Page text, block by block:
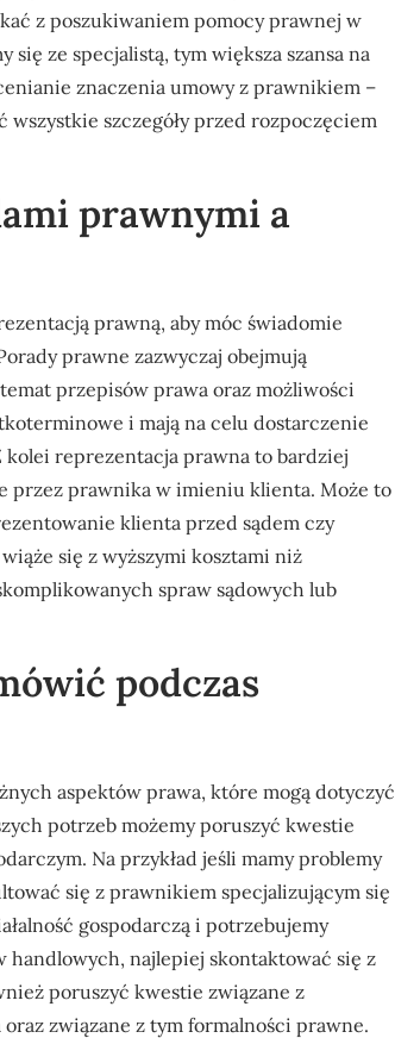
z poszukiwaniem pomocy prawnej w
ze specjalistą, tym większa szansa na
znaczenia umowy z prawnikiem –
szczegóły przed rozpoczęciem
prawnymi a
prawną, aby móc świadomie
prawne zazwyczaj obejmują
przepisów prawa oraz możliwości
i mają na celu dostarczenie
reprezentacja prawna to bardziej
przez prawnika w imieniu klienta. Może to
klienta przed sądem czy
się z wyższymi kosztami niż
spraw sądowych lub
podczas
aspektów prawa, które mogą dotyczyć
potrzeb możemy poruszyć kwestie
Na przykład jeśli mamy problemy
się z prawnikiem specjalizującym się
gospodarczą i potrzebujemy
najlepiej skontaktować się z
poruszyć kwestie związane z
związane z tym formalności prawne.